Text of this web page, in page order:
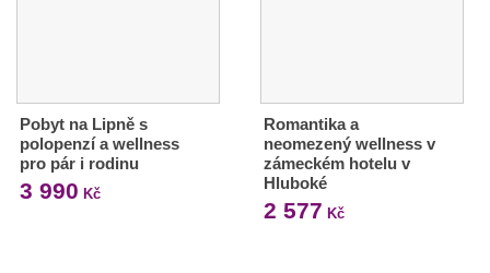
Pobyt na Lipně s
polopenzí a wellness
pro pár i rodinu
3 990 Kč
Romantika a
neomezený wellness v
zámeckém hotelu v
Hluboké
2 577 Kč